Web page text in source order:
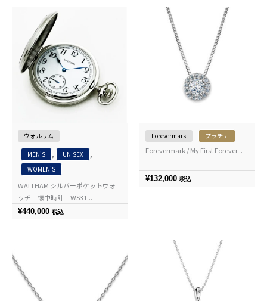
ウォルサム
MEN'S , UNISEX ,
WOMEN'S
WALTHAM シルバーポケットウォ
ッチ 懐中時計 WS31...
¥440,000 税込
Forevermark プラチナ
Forevermark / My First Forever...
¥132,000 税込